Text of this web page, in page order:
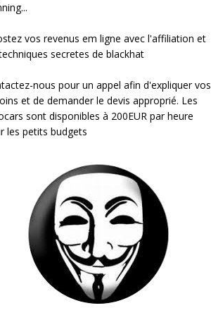
vos revenus em ligne avec l'affiliation et
secretes de blackhat
nous pour un appel afin d'expliquer vos
et de demander le devis approprié. Les
sont disponibles à 200EUR par heure
les petits budgets